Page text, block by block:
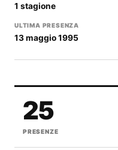
1 stagione
ULTIMA PRESENZA
13 maggio 1995
25
PRESENZE